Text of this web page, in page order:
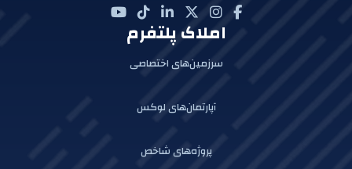
املاک پلتفرم
سرزمین‌های اختصاصی
آپارتمان‌های لوکس
پروژه‌های شاخص